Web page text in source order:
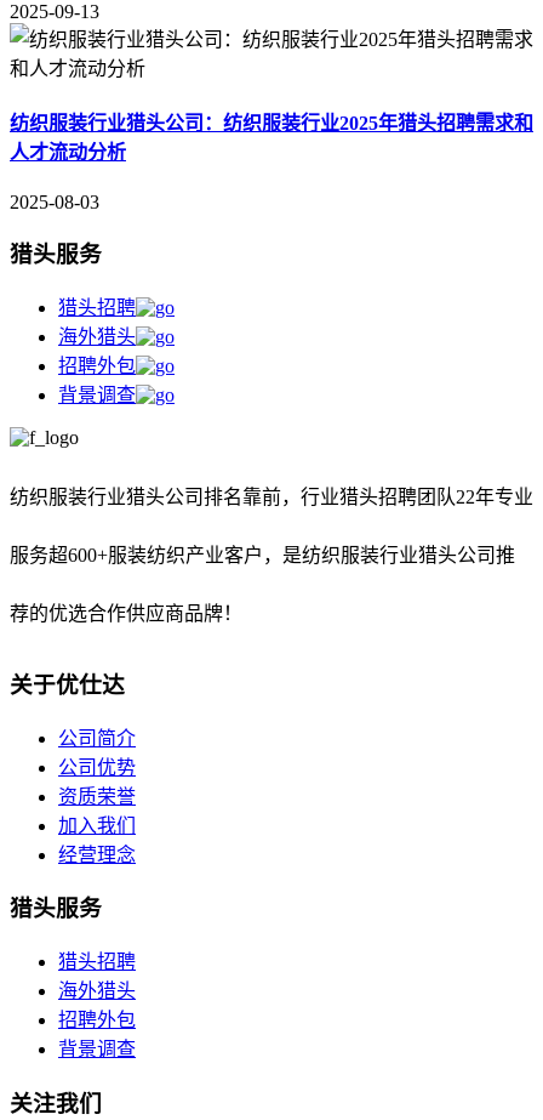
2025-09-13
纺织服装行业猎头公司：纺织服装行业2025年猎头招聘需求和
人才流动分析
2025-08-03
猎头服务
猎头招聘
海外猎头
招聘外包
背景调查
纺织服装行业猎头公司排名靠前， 行业猎头招聘团队22年专业
服务超600+服装纺织产业客户，是纺织服装行业猎头公司推
荐的优选合作供应商品牌！
关于优仕达
公司简介
公司优势
资质荣誉
加入我们
经营理念
猎头服务
猎头招聘
海外猎头
招聘外包
背景调查
关注我们